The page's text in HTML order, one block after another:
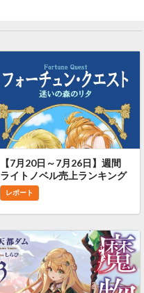
【7月20日～7月26日】週間
ライトノベル売上ランキング
レポート